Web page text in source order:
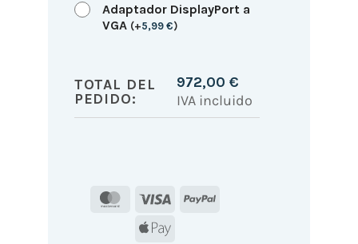
Adaptador DisplayPort a
VGA (+5,99 €)
TOTAL DEL
PEDIDO:
972,00 €
IVA incluido
MasterCard
Visa
PayPal
Apple